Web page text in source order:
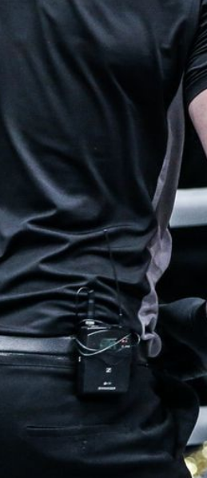
最新情
ONEチャン
ー、ライブ
Eメール
名前（ロー